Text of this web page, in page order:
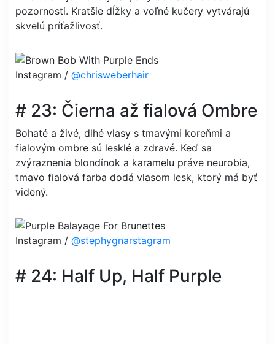
pozornosti. Kratšie dĺžky a voľné kučery vytvárajú
skvelú príťažlivosť.
Instagram / @chrisweberhair
# 23: Čierna až fialová Ombre
Bohaté a živé, dlhé vlasy s tmavými koreňmi a
fialovým ombre sú lesklé a zdravé. Keď sa
zvýraznenia blondínok a karamelu práve neurobia,
tmavo fialová farba dodá vlasom lesk, ktorý má byť
videný.
Instagram / @stephygnarstagram
# 24: Half Up, Half Purple